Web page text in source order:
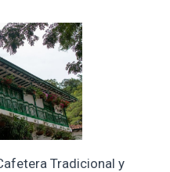
Tradicional y